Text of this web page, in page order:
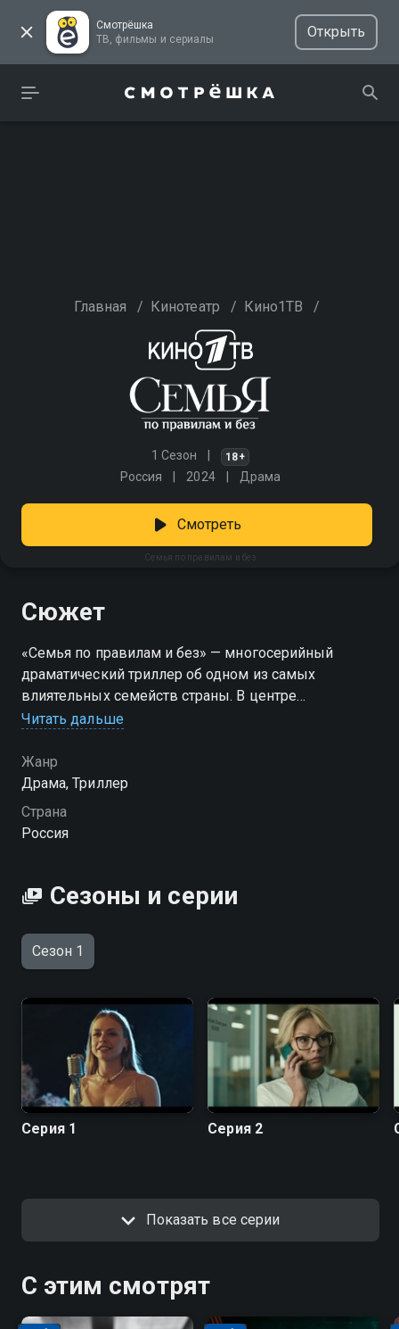
Смотрёшка
ТВ, фильмы и сериалы
Открыть
Главная / Кинотеатр / Кино1ТВ /
1 Сезон 18+
Россия 2024 Драма
Семья по правилам и без
Смотреть
Сюжет
«Семья по правилам и без» — многосерийный
драматический триллер об одном из самых
влиятельных семейств страны. В центре
повествования находится супружеская пара ученых.
бизнес. Однако доверия в браке не хватает.
Постепенно их отношения начинают разрушаться.
Читать дальше
Жанр
Драма, Триллер
Страна
Россия
Сезоны и серии
Сезон 1
Серия 1 Серия 2
Показать все серии
С этим смотрят